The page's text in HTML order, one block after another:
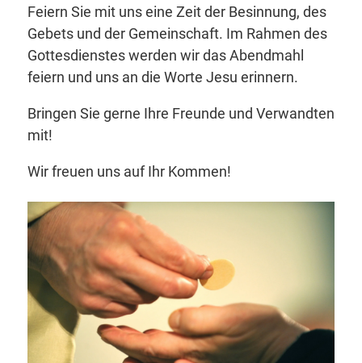
Feiern Sie mit uns eine Zeit der Besinnung, des
Gebets und der Gemeinschaft. Im Rahmen des
Gottesdienstes werden wir das Abendmahl
feiern und uns an die Worte Jesu erinnern.
Bringen Sie gerne Ihre Freunde und Verwandten
mit!
Wir freuen uns auf Ihr Kommen!